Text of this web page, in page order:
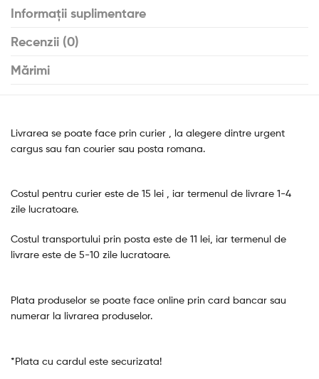
Informații suplimentare
Recenzii (0)
Mărimi
Livrarea se poate face prin curier , la alegere dintre urgent
cargus sau fan courier sau posta romana.
Costul pentru curier este de 15 lei , iar termenul de livrare 1-4
zile lucratoare.
Costul transportului prin posta este de 11 lei, iar termenul de
livrare este de 5-10 zile lucratoare.
Plata produselor se poate face online prin card bancar sau
numerar la livrarea produselor.
*Plata cu cardul este securizata!